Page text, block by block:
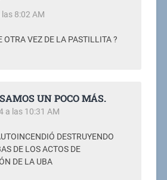
8:02 AM
OTRA VEZ DE LA PASTILLITA ?
UN POCO MÁS.
a las 10:31 AM
DESTRUYENDO
DE LOS ACTOS DE
DE LA UBA